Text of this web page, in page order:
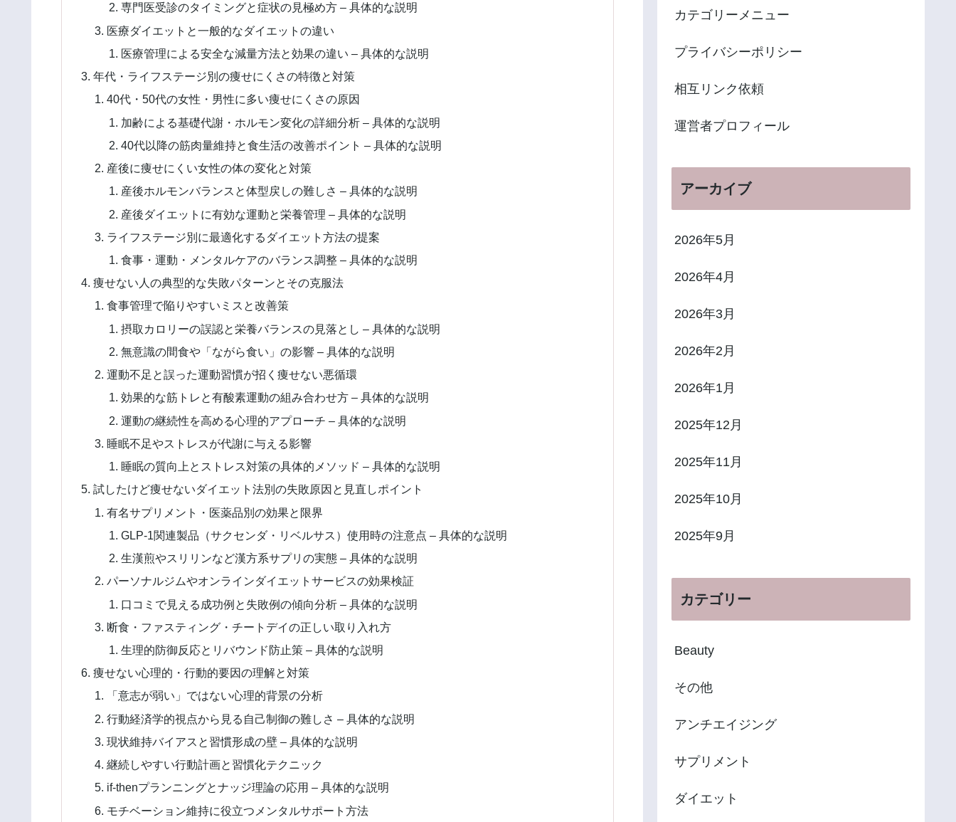
専門医受診のタイミングと症状の見極め方 – 具体的な説明
医療ダイエットと一般的なダイエットの違い
医療管理による安全な減量方法と効果の違い – 具体的な説明
年代・ライフステージ別の痩せにくさの特徴と対策
40代・50代の女性・男性に多い痩せにくさの原因
加齢による基礎代謝・ホルモン変化の詳細分析 – 具体的な説明
40代以降の筋肉量維持と食生活の改善ポイント – 具体的な説明
産後に痩せにくい女性の体の変化と対策
産後ホルモンバランスと体型戻しの難しさ – 具体的な説明
産後ダイエットに有効な運動と栄養管理 – 具体的な説明
ライフステージ別に最適化するダイエット方法の提案
食事・運動・メンタルケアのバランス調整 – 具体的な説明
痩せない人の典型的な失敗パターンとその克服法
食事管理で陥りやすいミスと改善策
摂取カロリーの誤認と栄養バランスの見落とし – 具体的な説明
無意識の間食や「ながら食い」の影響 – 具体的な説明
運動不足と誤った運動習慣が招く痩せない悪循環
効果的な筋トレと有酸素運動の組み合わせ方 – 具体的な説明
運動の継続性を高める心理的アプローチ – 具体的な説明
睡眠不足やストレスが代謝に与える影響
睡眠の質向上とストレス対策の具体的メソッド – 具体的な説明
試したけど痩せないダイエット法別の失敗原因と見直しポイント
有名サプリメント・医薬品別の効果と限界
GLP-1関連製品（サクセンダ・リベルサス）使用時の注意点 – 具体的な説明
生漢煎やスリリンなど漢方系サプリの実態 – 具体的な説明
パーソナルジムやオンラインダイエットサービスの効果検証
口コミで見える成功例と失敗例の傾向分析 – 具体的な説明
断食・ファスティング・チートデイの正しい取り入れ方
生理的防御反応とリバウンド防止策 – 具体的な説明
痩せない心理的・行動的要因の理解と対策
「意志が弱い」ではない心理的背景の分析
行動経済学的視点から見る自己制御の難しさ – 具体的な説明
現状維持バイアスと習慣形成の壁 – 具体的な説明
継続しやすい行動計画と習慣化テクニック
if-thenプランニングとナッジ理論の応用 – 具体的な説明
モチベーション維持に役立つメンタルサポート方法
カテゴリーメニュー
プライバシーポリシー
相互リンク依頼
運営者プロフィール
アーカイブ
2026年5月
2026年4月
2026年3月
2026年2月
2026年1月
2025年12月
2025年11月
2025年10月
2025年9月
カテゴリー
Beauty
その他
アンチエイジング
サプリメント
ダイエット